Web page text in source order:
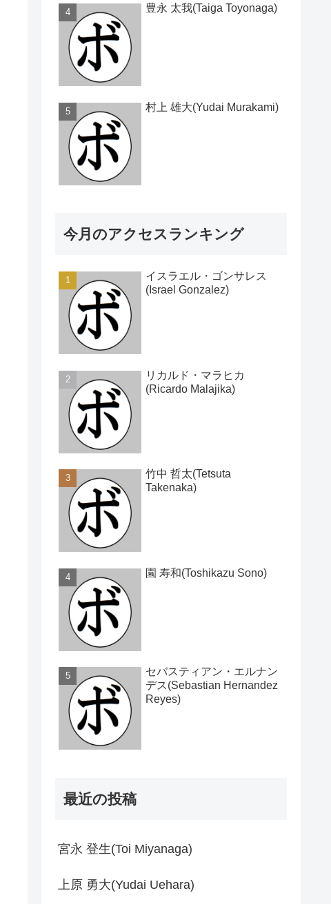
豊永 太我(Taiga Toyonaga)
村上 雄大(Yudai Murakami)
今月のアクセスランキング
イスラエル・ゴンサレス
(Israel Gonzalez)
リカルド・マラヒカ
(Ricardo Malajika)
竹中 哲太(Tetsuta
Takenaka)
園 寿和(Toshikazu Sono)
セバスティアン・エルナン
デス(Sebastian Hernandez
Reyes)
最近の投稿
宮永 登生(Toi Miyanaga)
上原 勇大(Yudai Uehara)